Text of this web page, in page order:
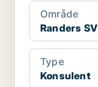
Område
Randers SV
Type
Konsulent